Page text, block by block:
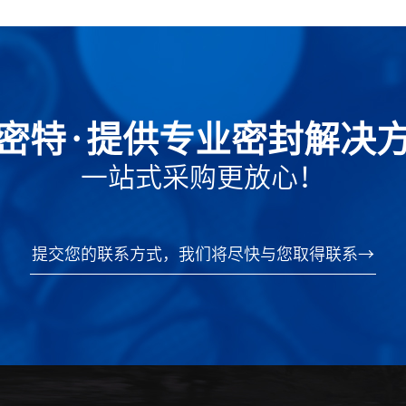
特·提供专业密封解决
一站式采购更放心！
提交您的联系方式，我们将尽快与您取得联系→